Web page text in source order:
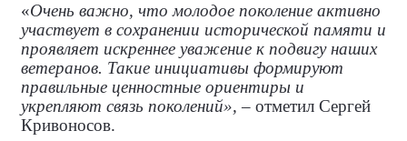
«Очень важно, что молодое поколение активно
участвует в сохранении исторической памяти и
проявляет искреннее уважение к подвигу наших
ветеранов. Такие инициативы формируют
правильные ценностные ориентиры и
укрепляют связь поколений», – отметил Сергей
Кривоносов.